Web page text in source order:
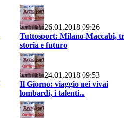
26.01.2018 09:26
Tuttosport: Milano-Maccabi,
storia e futuro
24.01.2018 09:53
Il Giorno: viaggio nei vivai
lombardi, i talenti...